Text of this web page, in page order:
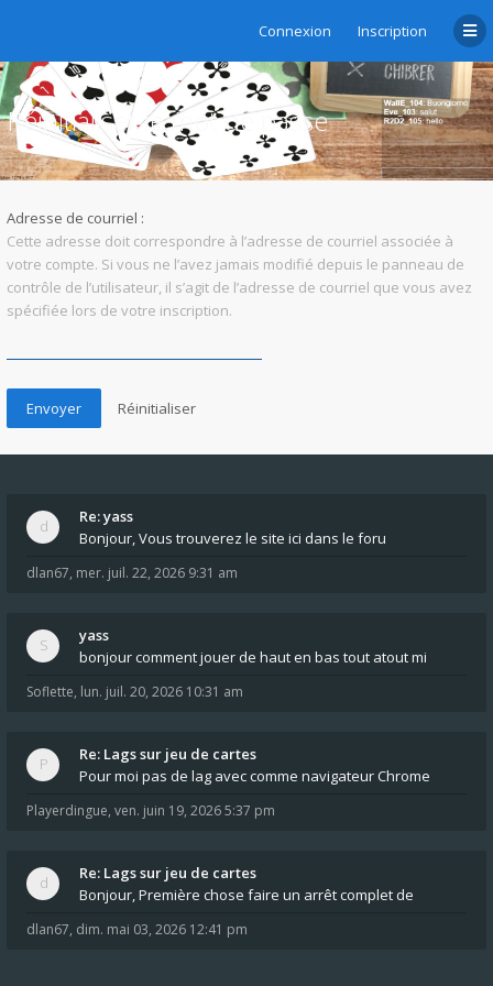
Connexion Inscription
Réinitialiser le mot de passe
Adresse de courriel :
Cette adresse doit correspondre à l’adresse de courriel associée à
votre compte. Si vous ne l’avez jamais modifié depuis le panneau de
contrôle de l’utilisateur, il s’agit de l’adresse de courriel que vous avez
spécifiée lors de votre inscription.
Re: yass
Bonjour, Vous trouverez le site ici dans le foru
dlan67, mer. juil. 22, 2026 9:31 am
yass
bonjour comment jouer de haut en bas tout atout mi
Soflette, lun. juil. 20, 2026 10:31 am
Re: Lags sur jeu de cartes
Pour moi pas de lag avec comme navigateur Chrome
Playerdingue, ven. juin 19, 2026 5:37 pm
Re: Lags sur jeu de cartes
Bonjour, Première chose faire un arrêt complet de
dlan67, dim. mai 03, 2026 12:41 pm